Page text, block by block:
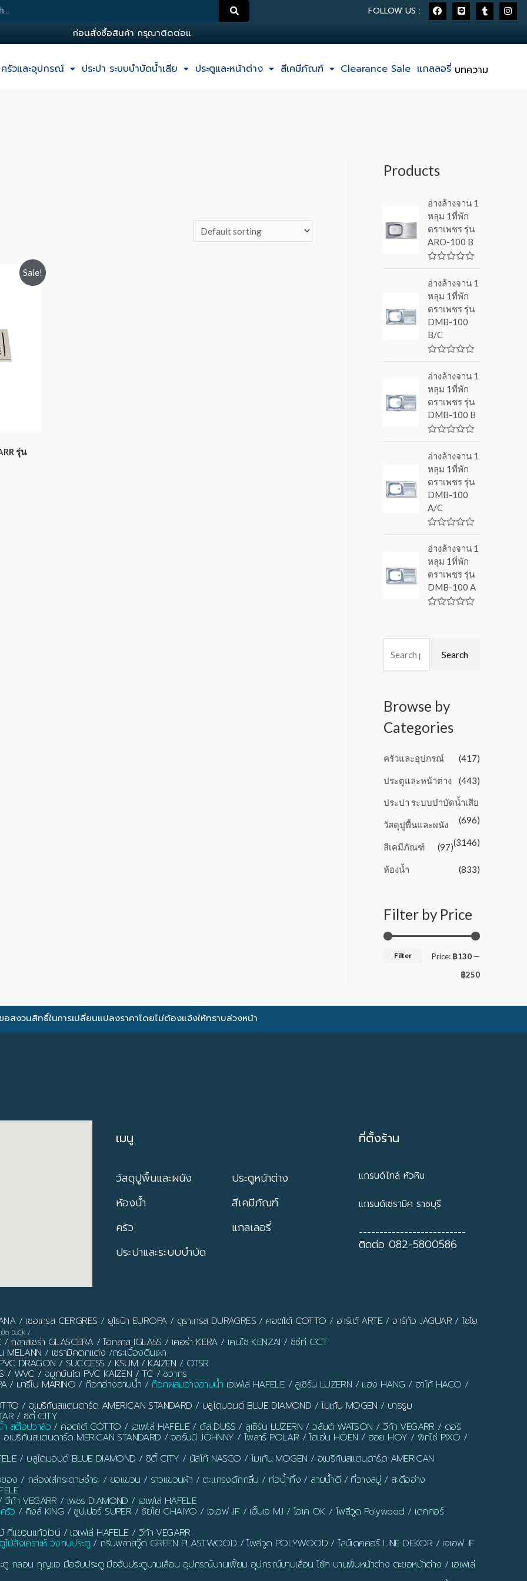
FOLLOW US :
อนสงซอสนคา ก รณาตดตอแอด
ครัวและอุปกรณ์ ประปา ระบบบำบัดน้ำเสีย ประตูและหน้าต่าง สีเคมีภัณฑ์ Clearance Sale แกลลอรี่ บทความ
Sale!
รุ่น
Products
อ่างล้างจาน 1
หลุม 1ที่พัก
ตราเพชร รุ่น
ARO-100 B
a
t
e
0
o
u
t
o
อ่างล้างจาน 1
หลุม 1ที่พัก
ตราเพชร รุ่น
DMB-100
B/C
a
t
e
0
o
u
t
5
อ่างล้างจาน 1
หลุม 1ที่พัก
ตราเพชร รุ่น
DMB-100 B
a
t
e
0
o
u
t
o
อ่างล้างจาน 1
หลุม 1ที่พัก
ตราเพชร รุ่น
DMB-100
A/C
a
t
e
0
o
u
t
อ่างล้างจาน 1
หลุม 1ที่พัก
ตราเพชร รุ่น
DMB-100 A
e
f
5
Search
Browse by
Categories
ครัวและอุปกรณ์ (417)
ประตูและหน้าต่าง (443)
ประปา ระบบบำบัดน้ำเสีย
(696)
วัสดุปูพื้นและผนัง
(3146)
สีเคมีภัณฑ์ (97)
ห้องน้ำ (833)
Filter by Price
Filter Price: ฿130 —
฿250
อสงวนสิทธิ์ในการเปลี่ยนแปลงราคาโดยไม่ต้องแจ้งให้ทราบล่วงหน้า
เมนู
วัสดุปูพื้นและผนัง
ห้องน้ำ
ครัว
ประปาและระบบบำบัด
ประตูหน้าต่าง
สีเคมีภัณฑ์
แกลเลอรี่
ที่ตั้งร้าน
แกรนด์ไทล์ หัวหิน
แกรนด์เซรามิค ราชบุรี
--------------------------
ติดต่อ 082-5800586
/ เซอเกรส CERGRES / ยูโรป้า EUROPA/ ดูราเกรส DURAGRES / คอตโต้ COTTO / อาร์เต้ ARTE/จาร์กัว JAGUAR/ไชโย
เป็ด DUCK /
/ กลาสเซร่า GLASCERA/ไอกลาส IGLASS / เคอร่า KERA/ เคนไซ KENZAI / ซีซีที CCT
MELANN / เซรามิคตกแต่ง /กระเบื้องดินเผา
DRAGON / SUCCESS / KSUM / KAIZEN / OTSR
/ WVC / จมูกบันได PVC KAIZEN / TC / ชวากร
/ มารีโน MARINO / ก๊อกอ่างอาบน้ำ / ก๊อกผสมอ่างอาบน้ำ เฮเฟเล่ HAFELE / ลูเซิร์น LUZERN / แฮง HANG / ฮาโก้ HACO /
/ อเมริกันสแตนดาร์ด AMERICAN STANDARD / บลูไดมอนด์ BLUE DIAMOND /โมเก้น MOGEN / บาธรูม
/ ซิตี้ CITY
ำ สต๊อปวาล์ว / คอตโต้ COTTO / เฮเฟเล่ HAFELE / ดัส DUSS / ลูเซิร์น LUZERN / วสันต์ WATSON / วีก้า VEGARR / ดอร์
เมริกันสแตนดาร์ด MERICAN STANDARD / จอร์นนี JOHNNY / โพลาร์ POLAR / โฮเอ่น HOEN / ฮอย HOY / พิกโซ่ PIXO /
/ บลูไดมอนด์ BLUE DIAMOND / ซิตี้ CITY / นัสโก้ NASCO / โมเก้น MOGEN / อเมริกันสแตนดาร์ด AMERICAN
ง / กล่องใส่กระดาษชำระ / ขอแขวน / ราวแขวนผ้า / ตะแกรงดักกลิ่น / ท่อน้ำทิ้ง / สายน้ำดี / ที่วางสบู่ / สะดืออ่าง
ก้า VEGARR / เพชร DIAMOND / เฮเฟเล่ HAFELE
รัว / คิงส์ KING / ซูปเปอร์ SUPER / ชัยโย CHAIYO / เจเอฟ JF / เอ็มเจ MJ / โอเค OK / โพลีวูด Polywood / เดคคอร์
แขวนแก้วไวน์ / เฮเฟเล่ HAFELE / วีก้า VEGARR
ม้สังเคราะห์ วงกบประตู / กรีนพลาสวู๊ด GREEN PLASTWOOD / โพลีวูด POLYWOOD / ไลน์เดคคอร์ LINE DEKOR / เจเอฟ JF
กลอน กุญแจ มือจับประตู มือจับประตูบานเลื่อน อุปกรณ์บานเฟี้ยม อุปกรณ์บานเลื่อน โช้ค บานพับหน้าต่าง ตะขอหน้าต่าง / เฮเฟเล่